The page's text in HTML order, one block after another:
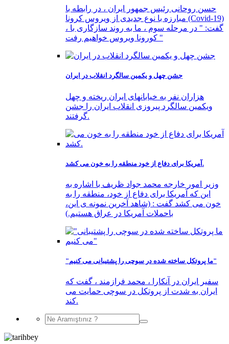
حسن روحانی رئیس جمهور ایران ، در رابطه با
مبارزه با نوع جدیدی از ویروس کرونا (Covid-19)
، گفت: " در مرحله سوم ، ما به روند سازگاری با
کورونا ویروس خواهیم رفت "
جشن چهل و یکمین سالگرد انقلاب در ایران
هزاران نفر به خیابانهای ایران ریخته و چهل
ویکمین سالگرد پیروزی انقلاب ایران را جشن
گرفتند.
آمریکا برای دفاع از خود منطقه را به خون می کشد.
وزیر امور خارجه محمد جواد ظریف با اشاره به
این که آمریکا برای دفاع از خود، منطقه را به
خون می کشد گفت : (شاهد آخرین نمونه ی این،
باحملات آمریکا در عراق هستیم.)
"ما پروتکل ساخته شده در سوچی را پشتیبانی می کنیم"
سفیر ایران در آنکارا ، محمد فرازمند ، گفت که
ایران به شدت از پروتکل در سوچی حمایت می
کند.